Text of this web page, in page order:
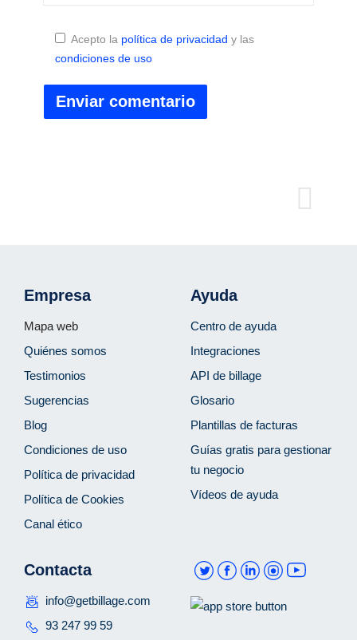
Acepto la política de privacidad y las
condiciones de uso
Empresa
Mapa web
Quiénes somos
Testimonios
Sugerencias
Blog
Condiciones de uso
Política de privacidad
Política de Cookies
Canal ético
Ayuda
Centro de ayuda
Integraciones
API de billage
Glosario
Plantillas de facturas
Guías gratis para gestionar
tu negocio
Vídeos de ayuda
Contacta
info@getbillage.com
93 247 99 59